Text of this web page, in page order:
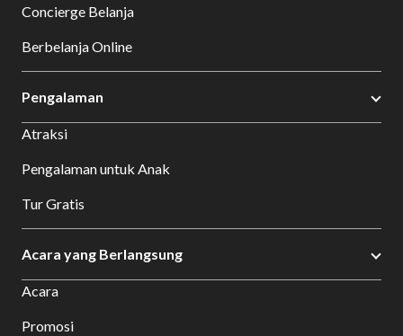
Concierge Belanja
Berbelanja Online
Pengalaman
Atraksi
Pengalaman untuk Anak
Tur Gratis
Acara yang Berlangsung
Acara
Promosi